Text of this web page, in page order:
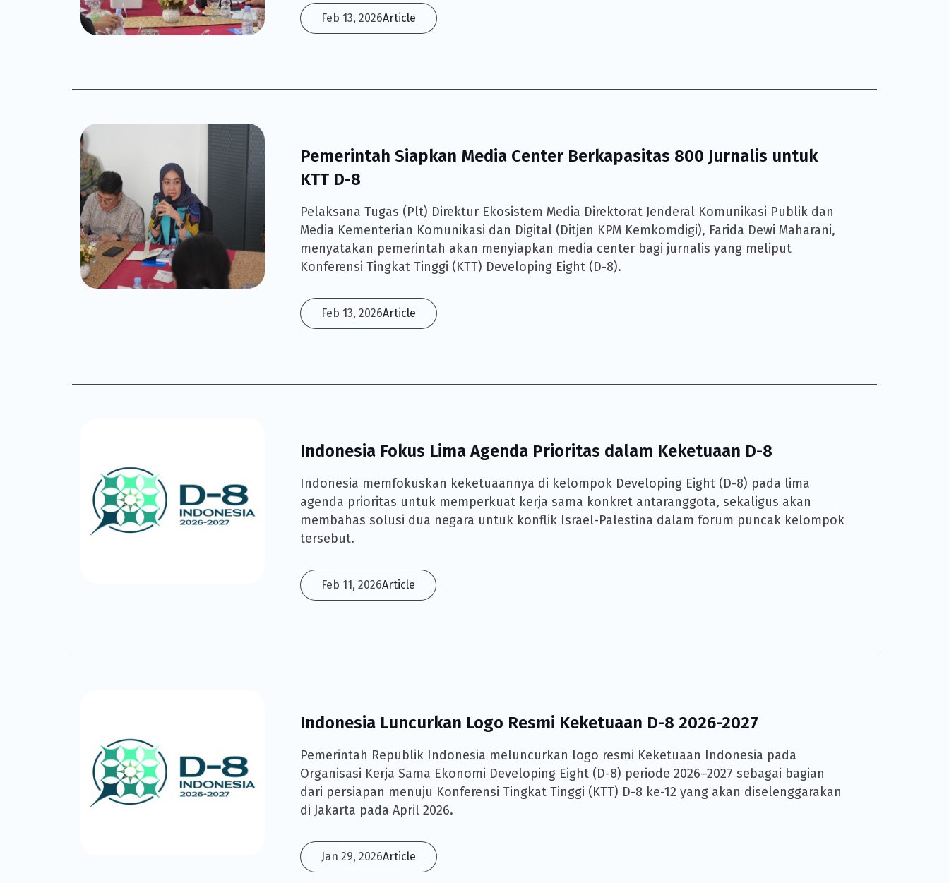
Feb 13, 2026Article
Pemerintah Siapkan Media Center Berkapasitas 800 Jurnalis untuk
KTT D-8
Pelaksana Tugas (Plt) Direktur Ekosistem Media Direktorat Jenderal Komunikasi Publik dan
Media Kementerian Komunikasi dan Digital (Ditjen KPM Kemkomdigi), Farida Dewi Maharani,
menyatakan pemerintah akan menyiapkan media center bagi jurnalis yang meliput
Konferensi Tingkat Tinggi (KTT) Developing Eight (D-8).
Feb 13, 2026Article
Indonesia Fokus Lima Agenda Prioritas dalam Keketuaan D-8
Indonesia memfokuskan keketuaannya di kelompok Developing Eight (D-8) pada lima
agenda prioritas untuk memperkuat kerja sama konkret antaranggota, sekaligus akan
membahas solusi dua negara untuk konflik Israel-Palestina dalam forum puncak kelompok
tersebut.
Feb 11, 2026Article
Indonesia Luncurkan Logo Resmi Keketuaan D-8 2026-2027
Pemerintah Republik Indonesia meluncurkan logo resmi Keketuaan Indonesia pada
Organisasi Kerja Sama Ekonomi Developing Eight (D-8) periode 2026–2027 sebagai bagian
dari persiapan menuju Konferensi Tingkat Tinggi (KTT) D-8 ke-12 yang akan diselenggarakan
di Jakarta pada April 2026.
Jan 29, 2026Article